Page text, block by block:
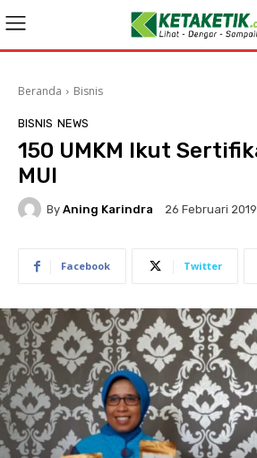
Beranda Bisnis
BISNIS NEWS
150 UMKM Ikut
MUI
By Aning Karindra 26 Februari 2019
Facebook Twitter